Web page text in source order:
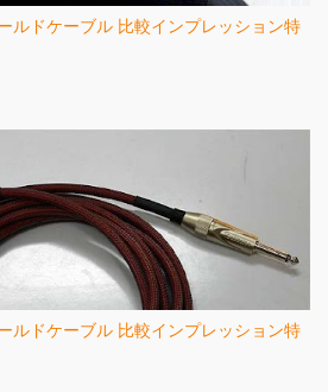
ルドケーブル 比較インプレッション特
ルドケーブル 比較インプレッション特